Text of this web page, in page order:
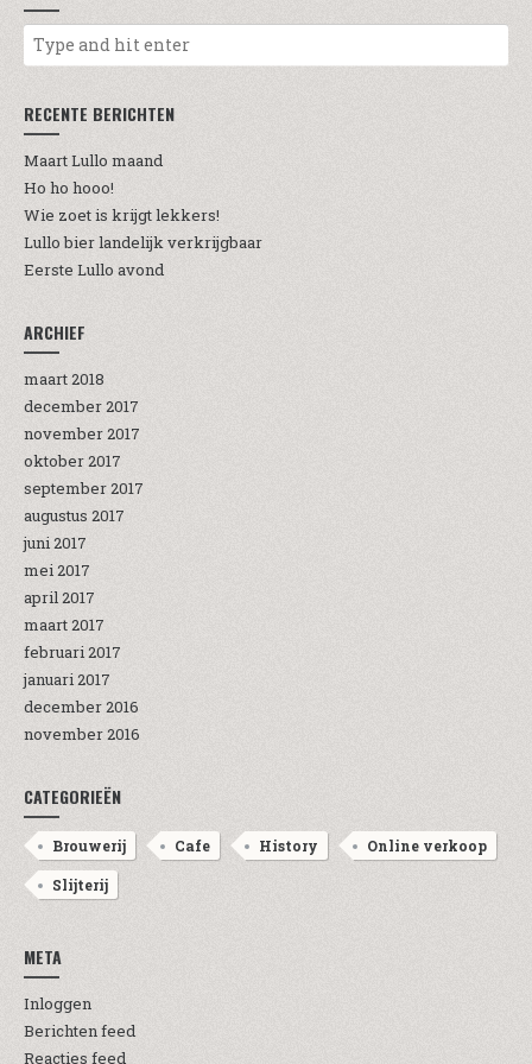
RECENTE BERICHTEN
Maart Lullo maand
Ho ho hooo!
Wie zoet is krijgt lekkers!
Lullo bier landelijk verkrijgbaar
Eerste Lullo avond
ARCHIEF
maart 2018
december 2017
november 2017
oktober 2017
september 2017
augustus 2017
juni 2017
mei 2017
april 2017
maart 2017
februari 2017
januari 2017
december 2016
november 2016
CATEGORIEËN
Brouwerij Cafe History Online verkoop
Slijterij
META
Inloggen
Berichten feed
Reacties feed